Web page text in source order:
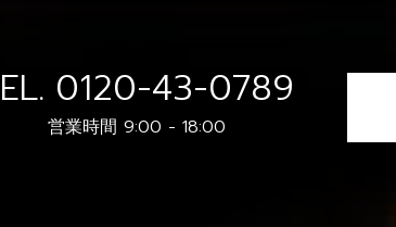
0120-43-0789
営業時間 9:00 - 18:00